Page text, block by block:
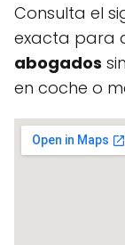
Consulta el
exacta para
abogados
en coche o